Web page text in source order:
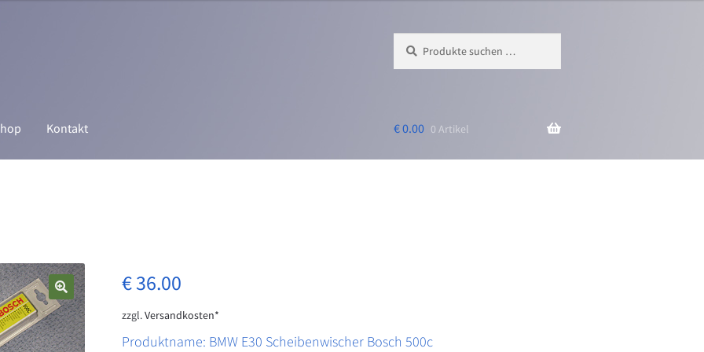
nach:
Kontakt €0.00 0 Artikel
€36.00
zzgl.Versandkosten*
Produktname: BMW E30 Scheibenwischer Bosch 500c